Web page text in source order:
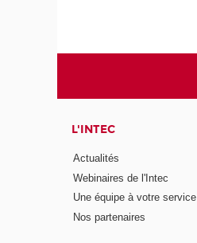
L'INTEC
Actualités
Webinaires de l'Intec
Une équipe à votre service
Nos partenaires